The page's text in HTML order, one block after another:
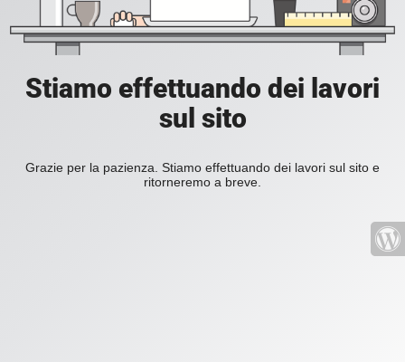
Stiamo effettuando dei lavori
sul sito
Grazie per la pazienza. Stiamo effettuando dei lavori sul sito e
ritorneremo a breve.